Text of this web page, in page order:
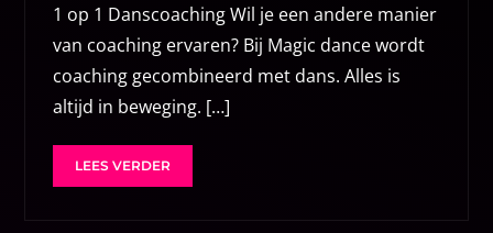
1 op 1 Danscoaching Wil je een andere manier
van coaching ervaren? Bij Magic dance wordt
coaching gecombineerd met dans. Alles is
altijd in beweging. […]
LEES VERDER